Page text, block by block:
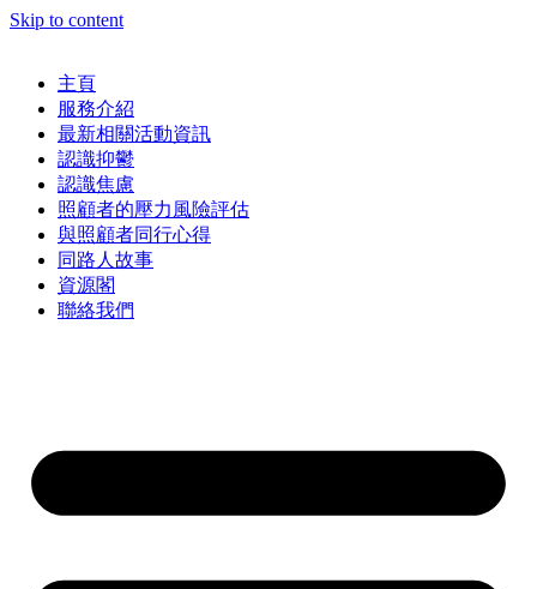
Skip to content
主頁
服務介紹
最新相關活動資訊
認識抑鬱
認識焦慮
照顧者的壓力風險評估
與照顧者同行心得
同路人故事
資源閣
聯絡我們